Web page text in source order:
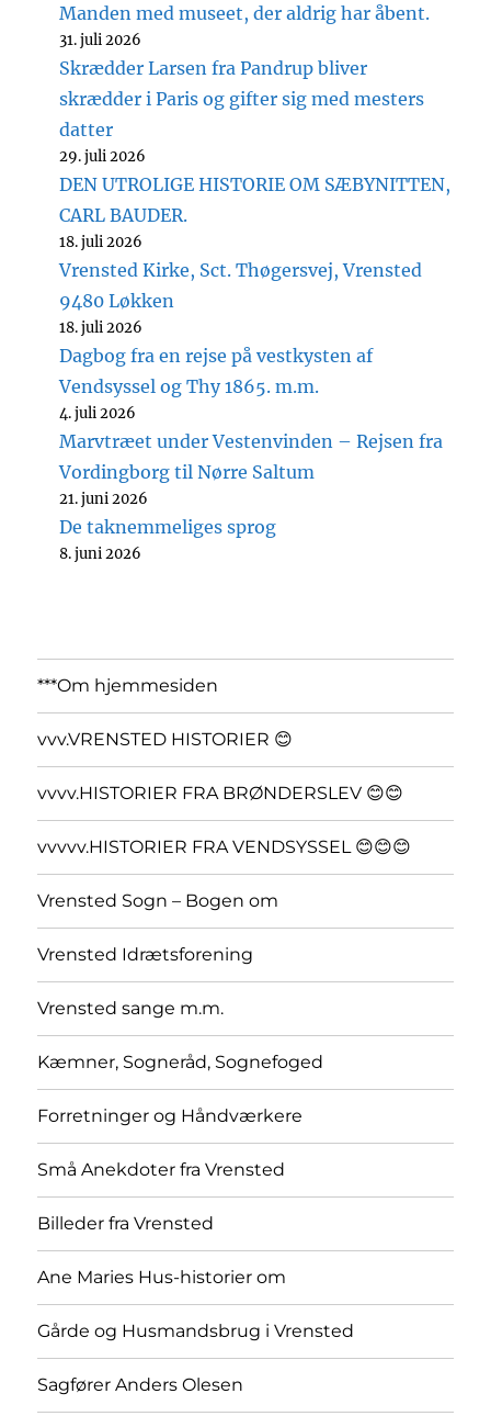
Manden med museet, der aldrig har åbent.
31. juli 2026
Skrædder Larsen fra Pandrup bliver
skrædder i Paris og gifter sig med mesters
datter
29. juli 2026
DEN UTROLIGE HISTORIE OM SÆBYNITTEN,
CARL BAUDER.
18. juli 2026
Vrensted Kirke, Sct. Thøgersvej, Vrensted
9480 Løkken
18. juli 2026
Dagbog fra en rejse på vestkysten af
Vendsyssel og Thy 1865. m.m.
4. juli 2026
Marvtræet under Vestenvinden – Rejsen fra
Vordingborg til Nørre Saltum
21. juni 2026
De taknemmeliges sprog
8. juni 2026
***Om hjemmesiden
vvv.VRENSTED HISTORIER 😊
vvvv.HISTORIER FRA BRØNDERSLEV 😊😊
vvvvv.HISTORIER FRA VENDSYSSEL 😊😊😊
Vrensted Sogn – Bogen om
Vrensted Idrætsforening
Vrensted sange m.m.
Kæmner, Sogneråd, Sognefoged
Forretninger og Håndværkere
Små Anekdoter fra Vrensted
Billeder fra Vrensted
Ane Maries Hus-historier om
Gårde og Husmandsbrug i Vrensted
Sagfører Anders Olesen